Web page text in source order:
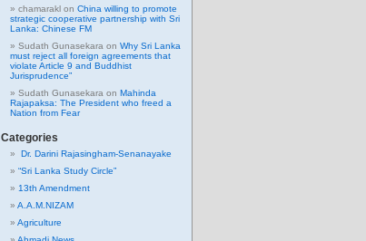
chamarakl on China willing to promote
strategic cooperative partnership with Sri
Lanka: Chinese FM
Sudath Gunasekara on Why Sri Lanka
must reject all foreign agreements that
violate Article 9 and Buddhist
Jurisprudence”
Sudath Gunasekara on Mahinda
Rajapaksa: The President who freed a
Nation from Fear
Categories
Dr. Darini Rajasingham-Senanayake
“Sri Lanka Study Circle”
13th Amendment
A.A.M.NIZAM
Agriculture